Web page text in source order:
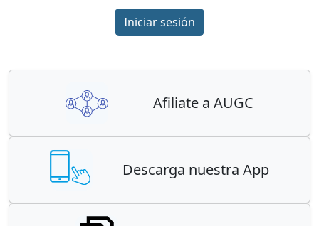
Iniciar sesión
Afiliate a AUGC
Descarga nuestra App